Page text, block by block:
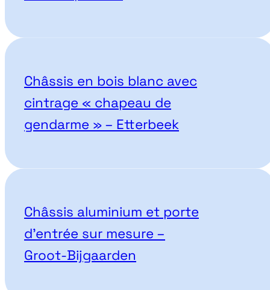
Châssis en bois blanc avec
cintrage « chapeau de
gendarme » – Etterbeek
Châssis aluminium et porte
d’entrée sur mesure –
Groot-Bijgaarden